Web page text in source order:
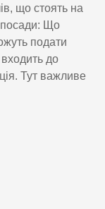
що стоять на
посади: Що
подати
до
Тут важливе